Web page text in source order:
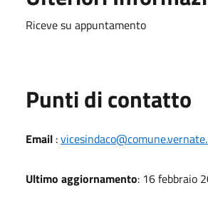
Riceve su appuntamento
Punti di contatto
Email :
Ultimo aggiornamento: 16 febbraio